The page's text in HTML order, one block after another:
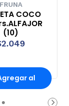
FRUNA
COCO
(10)
al
Carro